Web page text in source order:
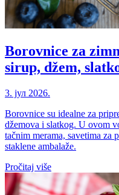
Borovnice za
sirup, džem,
3. јул 2026.
Borovnice su idealne za
džemova i slatkog. U ovom
tačnim merama, savetima za
staklene ambalaže.
Pročitaj više